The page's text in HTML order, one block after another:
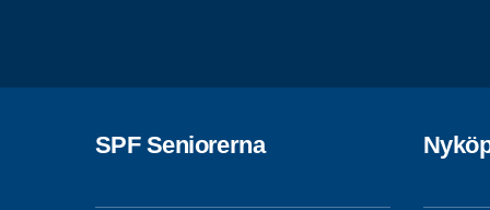
SPF Seniorerna